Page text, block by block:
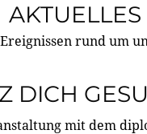
AKTUELLES
rund um
DICH
mit dem